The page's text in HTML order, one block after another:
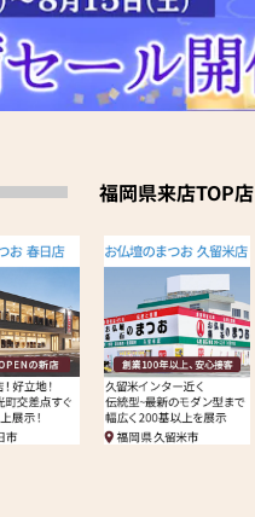
福岡県来店TOP店